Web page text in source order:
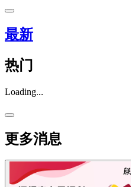
最新
热门
Loading...
更多消息